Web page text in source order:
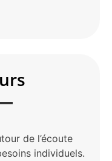
de l’écoute
individuels.